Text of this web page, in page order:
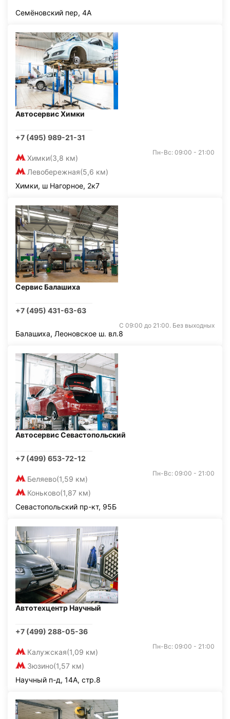
Семёновский пер, 4А
Автосервис Химки
+7 (495) 989-21-31
Химки(3,8 км)
Левобережная(5,6 км)
Пн-Вс: 09:00 - 21:00
Химки, ш Нагорное, 2к7
Сервис Балашиха
+7 (495) 431-63-63
С 09:00 до 21:00. Без выходных
Балашиха, Леоновское ш. вл.8
Автосервис Севастопольский
+7 (499) 653-72-12
Беляево(1,59 км)
Коньково(1,87 км)
Пн-Вс: 09:00 - 21:00
Севастопольский пр-кт, 95Б
Автотехцентр Научный
+7 (499) 288-05-36
Калужская(1,09 км)
Зюзино(1,57 км)
Пн-Вс: 09:00 - 21:00
Научный п-д, 14А, стр.8